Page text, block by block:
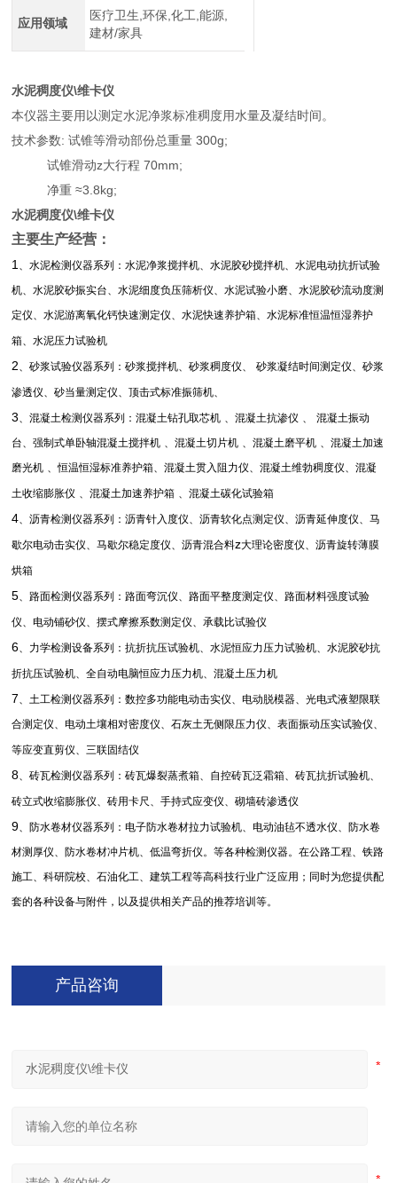
应用领域
医疗卫生,环保,化工,能源,
建材/家具
水泥稠度仪\维卡仪
本仪器主要用以测定水泥净浆标准稠度用水量及凝结时间。
技术参数: 试锥等滑动部份总重量 300g;
试锥滑动z大行程 70mm;
净重 ≈3.8kg;
水泥稠度仪\维卡仪
主要生产经营：
1 、水泥检测仪器系列：水泥净浆搅拌机、水泥胶砂搅拌机、水泥电动抗折试验
机、水泥胶砂振实台、水泥细度负压筛析仪、水泥试验小磨、水泥胶砂流动度测
定仪、水泥游离氧化钙快速测定仪、水泥快速养护箱、水泥标准恒温恒湿养护
箱、水泥压力试验机
2、砂浆试验仪器系列：砂浆搅拌机、砂浆稠度仪、 砂浆凝结时间测定仪、砂浆
渗透仪、砂当量测定仪、顶击式标准振筛机、
3、混凝土检测仪器系列：混凝土钻孔取芯机 、混凝土抗渗仪 、
混凝土振动
台、强制式单卧轴混凝土搅拌机 、混凝土切片机 、混凝土磨平机 、混凝土加速
磨光机 、恒温恒湿标准养护箱、混凝土贯入阻力仪、混凝土维勃稠度仪、混凝
土收缩膨胀仪 、混凝土加速养护箱 、混凝土碳化试验箱
4、沥青检测仪器系列：沥青针入度仪、沥青软化点测定仪、沥青延伸度仪、马
歇尔电动击实仪、马歇尔稳定度仪、沥青混合料z大理论密度仪、沥青旋转薄膜
烘箱
5、路面检测仪器系列：路面弯沉仪、路面平整度测定仪、路面材料强度试验
仪、电动铺砂仪、摆式摩擦系数测定仪、承载比试验仪
6、力学检测设备系列：抗折抗压试验机、水泥恒应力压力试验机、水泥胶砂抗
折抗压试验机、全自动电脑恒应力压力机、混凝土压力机
7、土工检测仪器系列：数控多功能电动击实仪、电动脱模器、光电式液塑限联
合测定仪、电动土壤相对密度仪、石灰土无侧限压力仪、表面振动压实试验仪、
等应变直剪仪、三联固结仪
8、砖瓦检测仪器系列：砖瓦爆裂蒸煮箱、自控砖瓦泛霜箱、砖瓦抗折试验机、
砖立式收缩膨胀仪、砖用卡尺、手持式应变仪、砌墙砖渗透仪
9、防水卷材仪器系列：电子防水卷材拉力试验机、电动油毡不透水仪、防水卷
材测厚仪、防水卷材冲片机、低温弯折仪。等各种检测仪器。在公路工程、铁路
施工、科研院校、石油化工、建筑工程等高科技行业广泛应用；同时为您提供配
套的各种设备与附件，以及提供相关产品的推荐培训等。
产品咨询